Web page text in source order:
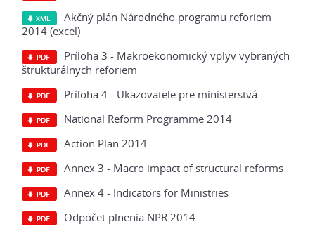
Akčný plán Národného programu reforiem
2014 (excel)
Príloha 3 - Makroekonomický vplyv vybraných
štrukturálnych reforiem
Príloha 4 - Ukazovatele pre ministerstvá
National Reform Programme 2014
Action Plan 2014
Annex 3 - Macro impact of structural reforms
Annex 4 - Indicators for Ministries
Odpočet plnenia NPR 2014